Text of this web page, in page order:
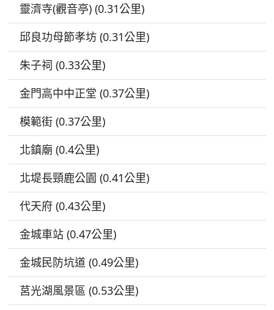
靈濟寺(觀音亭) (0.31公里)
邱良功母節孝坊 (0.31公里)
朱子祠 (0.33公里)
金門高中中正堂 (0.37公里)
模範街 (0.37公里)
北鎮廟 (0.4公里)
北堤長頸鹿公園 (0.41公里)
代天府 (0.43公里)
金城車站 (0.47公里)
金城民防坑道 (0.49公里)
莒光湖風景區 (0.53公里)